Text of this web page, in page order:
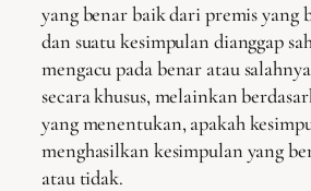
yang benar baik dari premis yang
dan suatu kesimpulan dianggap
mengacu pada benar atau
secara khusus, melainkan
yang menentukan, apakah
menghasilkan kesimpulan yang
atau tidak.